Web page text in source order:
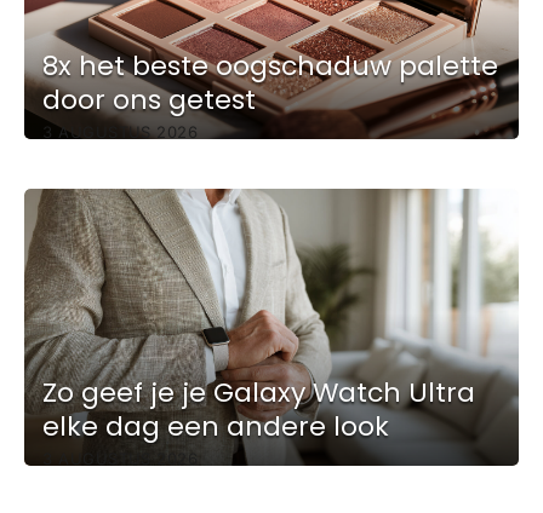
8x het beste oogschaduw palette
door ons getest
3 AUGUSTUS 2026
Zo geef je je Galaxy Watch Ultra
elke dag een andere look
3 AUGUSTUS 2026